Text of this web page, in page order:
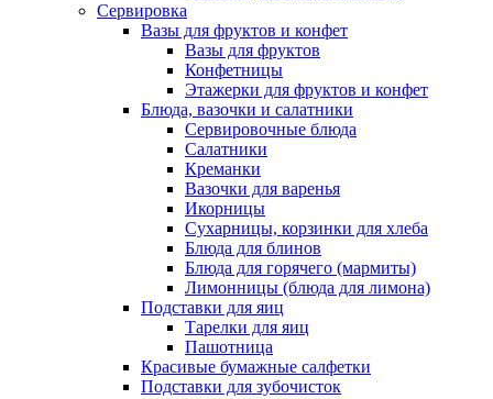
Сервировка
Вазы для фруктов и конфет
Вазы для фруктов
Конфетницы
Этажерки для фруктов и конфет
Блюда, вазочки и салатники
Сервировочные блюда
Салатники
Креманки
Вазочки для варенья
Икорницы
Сухарницы, корзинки для хлеба
Блюда для блинов
Блюда для горячего (мармиты)
Лимонницы (блюда для лимона)
Подставки для яиц
Тарелки для яиц
Пашотница
Красивые бумажные салфетки
Подставки для зубочисток